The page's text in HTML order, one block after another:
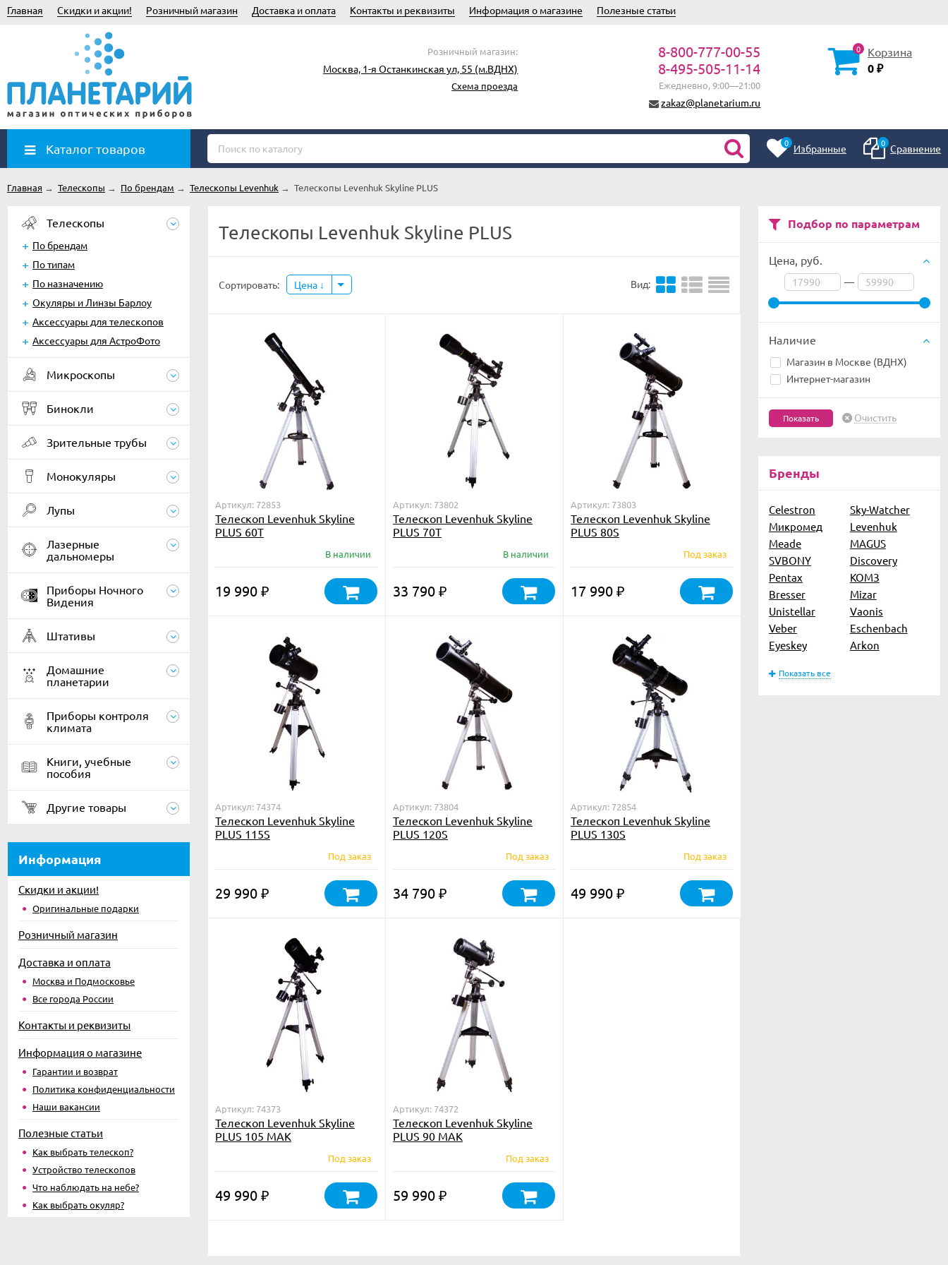
Главная Скидки и акции! Розничный магазин Доставка и оплата Контакты и реквизиты Информация о магазине Полезные статьи
Розничный магазин:
Москва, 1-я Останкинская ул, 55 (м.ВДНХ)
Схема проезда
8-800-777-00-55
8-495-505-11-14
Ежедневно, 9:00—21:00
zakaz@planetarium.ru
0 Корзина
0 ₽
Каталог товаров 0 Избранные 0 Сравнение
Главная → Телескопы → По брендам → Телескопы Levenhuk → Телескопы Levenhuk Skyline PLUS
Подбор по параметрам
Цена, руб.
—
Наличие
Магазин в Москве (ВДНХ)
Интернет-магазин
Очистить
Бренды
Celestron
Sky-Watcher
Микромед
Levenhuk
Meade
MAGUS
SVBONY
Discovery
Pentax
КОМЗ
Bresser
Mizar
Unistellar
Vaonis
Veber
Eschenbach
Eyeskey
Arkon
Показать все
Телескопы
По брендам
По типам
По назначению
Окуляры и Линзы Барлоу
Аксессуары для телескопов
Аксессуары для АстроФото
Микроскопы
Бинокли
Зрительные трубы
Монокуляры
Лупы
Лазерные
дальномеры
Приборы Ночного
Видения
Штативы
Домашние
планетарии
Приборы контроля
климата
Книги, учебные
пособия
Другие товары
Информация
Скидки и акции!
Оригинальные подарки
Розничный магазин
Доставка и оплата
Москва и Подмосковье
Все города России
Контакты и реквизиты
Информация о магазине
Гарантии и возврат
Политика конфиденциальности
Наши вакансии
Полезные статьи
Как выбрать телескоп?
Устройство телескопов
Что наблюдать на небе?
Как выбрать окуляр?
Телескопы Levenhuk Skyline PLUS
Сортировать: Цена Вид:
Артикул: 72853
Телескоп Levenhuk Skyline
PLUS 60T
В наличии
19 990 ₽
Артикул: 73802
Телескоп Levenhuk Skyline
PLUS 70T
В наличии
33 790 ₽
Артикул: 73803
Телескоп Levenhuk Skyline
PLUS 80S
Под заказ
17 990 ₽
Артикул: 74374
Телескоп Levenhuk Skyline
PLUS 115S
Под заказ
29 990 ₽
Артикул: 73804
Телескоп Levenhuk Skyline
PLUS 120S
Под заказ
34 790 ₽
Артикул: 72854
Телескоп Levenhuk Skyline
PLUS 130S
Под заказ
49 990 ₽
Артикул: 74373
Телескоп Levenhuk Skyline
PLUS 105 MAK
Под заказ
49 990 ₽
Артикул: 74372
Телескоп Levenhuk Skyline
PLUS 90 MAK
Под заказ
59 990 ₽